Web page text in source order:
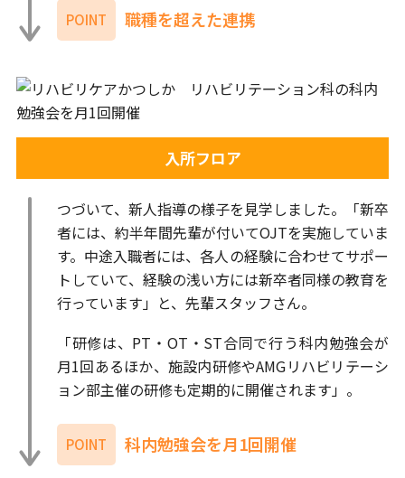
POINT 職種を超えた連携
入所フロア
つづいて、新人指導の様子を見学しました。「新卒
者には、約半年間先輩が付いてOJTを実施していま
す。中途入職者には、各人の経験に合わせてサポー
トしていて、経験の浅い方には新卒者同様の教育を
行っています」と、先輩スタッフさん。
「研修は、PT・OT・ST合同で行う科内勉強会が
月1回あるほか、施設内研修やAMGリハビリテーシ
ョン部主催の研修も定期的に開催されます」。
POINT 科内勉強会を月1回開催